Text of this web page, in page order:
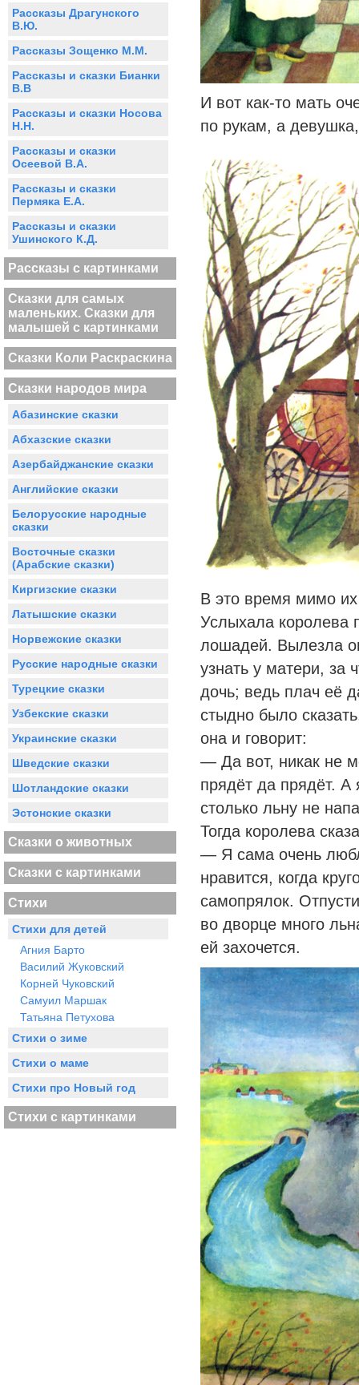
Рассказы Драгунского
В.Ю.
Рассказы Зощенко М.М.
Рассказы и сказки Бианки
В.В
Рассказы и сказки Носова
Н.Н.
Рассказы и сказки
Осеевой В.А.
Рассказы и сказки
Пермяка Е.А.
Рассказы и сказки
Ушинского К.Д.
Рассказы с картинками
Сказки для самых
маленьких. Сказки для
малышей с картинками
Сказки Коли Раскраскина
Сказки народов мира
Абазинские сказки
Абхазские сказки
Азербайджанские сказки
Английские сказки
Белорусские народные
сказки
Восточные сказки
(Арабские сказки)
Киргизские сказки
Латышские сказки
Норвежские сказки
Русские народные сказки
Турецкие сказки
Узбекские сказки
Украинские сказки
Шведские сказки
Шотландские сказки
Эстонские сказки
Сказки о животных
Сказки с картинками
Стихи
Стихи для детей
Агния Барто
Василий Жуковский
Корней Чуковский
Самуил Маршак
Татьяна Петухова
Стихи о зиме
Стихи о маме
Стихи про Новый год
Стихи с картинками
И вот как-то мать
по рукам, а
В это время мимо
Услыхала королева
лошадей. Вылезла
узнать у матери, за
дочь; ведь плач её
стыдно было
она и говорит:
— Да вот, никак не
прядёт да прядёт.
столько льну не
Тогда королева
— Я сама очень
нравится, когда
самопрялок.
во дворце много
ей захочется.